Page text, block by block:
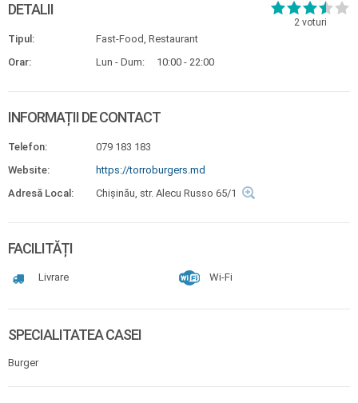
2 voturi
DETALII
Tipul:
Fast-Food, Restaurant
Orar:
Lun - Dum: 10:00 - 22:00
INFORMAȚII DE CONTACT
Telefon:
079 183 183
Website:
https://torroburgers.md
Adresă Local:
Chișinău, str. Alecu Russo 65/1
FACILITĂȚI
Livrare Wi-Fi
SPECIALITATEA CASEI
Burger